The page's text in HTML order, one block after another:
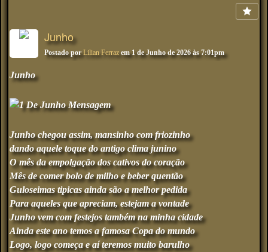
Junho
Postado porLilian Ferraz em 1 de Junho de 2026 às 7:01pm
Junho
Junho chegou assim, mansinho com friozinho
dando aquele toque do antigo clima junino
O mês da empolgação dos cativos do coração
Mês de comer bolo de milho e beber quentão
Guloseimas tipicas ainda são a melhor pedida
Para aqueles que apreciam, estejam a vontade
Junho vem com festejos também na minha cidade
Ainda este ano temos a famosa Copa do mundo
Logo, logo começa e aí teremos muito barulho